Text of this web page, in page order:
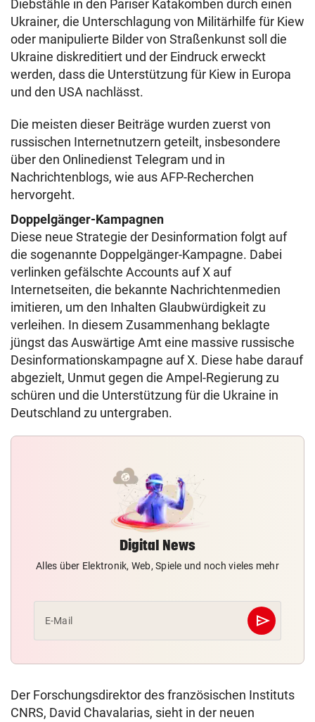
Diebstähle in den Pariser Katakomben durch einen
Ukrainer, die Unterschlagung von Militärhilfe für Kiew
oder manipulierte Bilder von Straßenkunst soll die
Ukraine diskreditiert und der Eindruck erweckt
werden, dass die Unterstützung für Kiew in Europa
und den USA nachlässt.
Die meisten dieser Beiträge wurden zuerst von
russischen Internetnutzern geteilt, insbesondere
über den Onlinedienst Telegram und in
Nachrichtenblogs, wie aus AFP-Recherchen
hervorgeht.
Doppelgänger-Kampagnen
Diese neue Strategie der Desinformation folgt auf
die sogenannte Doppelgänger-Kampagne. Dabei
verlinken gefälschte Accounts auf X auf
Internetseiten, die bekannte Nachrichtenmedien
imitieren, um den Inhalten Glaubwürdigkeit zu
verleihen. In diesem Zusammenhang beklagte
jüngst das Auswärtige Amt eine massive russische
Desinformationskampagne auf X. Diese habe darauf
abgezielt, Unmut gegen die Ampel-Regierung zu
schüren und die Unterstützung für die Ukraine in
Deutschland zu untergraben.
Digital News
Alles über Elektronik, Web, Spiele und noch vieles mehr
E-Mail send
Abschicken
Der Forschungsdirektor des französischen Instituts
CNRS, David Chavalarias, sieht in der neuen